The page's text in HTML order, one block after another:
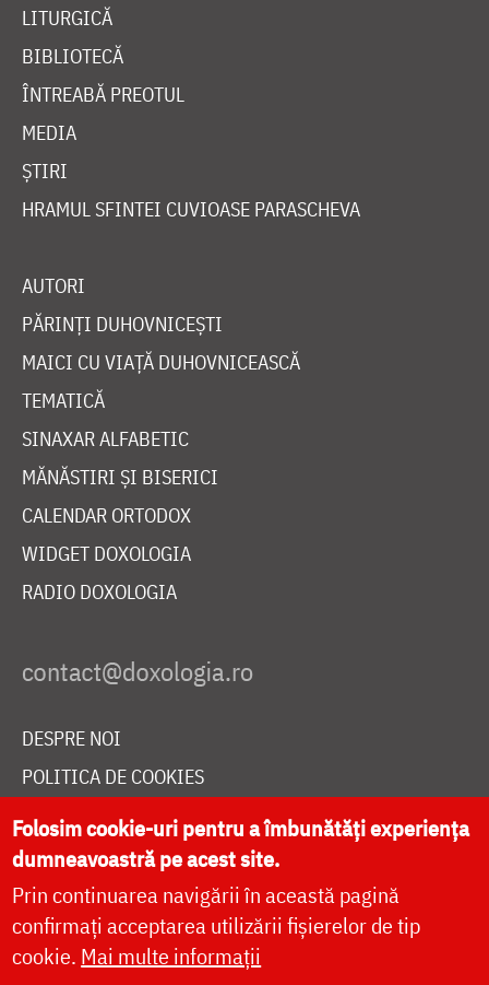
LITURGICĂ
BIBLIOTECĂ
ÎNTREABĂ PREOTUL
MEDIA
ȘTIRI
HRAMUL SFINTEI CUVIOASE PARASCHEVA
AUTORI
PĂRINȚI DUHOVNICEȘTI
MAICI CU VIAȚĂ DUHOVNICEASCĂ
TEMATICĂ
SINAXAR ALFABETIC
MĂNĂSTIRI ȘI BISERICI
CALENDAR ORTODOX
WIDGET DOXOLOGIA
RADIO DOXOLOGIA
DESPRE NOI
POLITICA DE COOKIES
DONEAZĂ ONLINE PENTRU CATEDRALA NAȚIONALĂ
LIVE
Folosim cookie-uri pentru a îmbunătăți experiența
dumneavoastră pe acest site.
Prin continuarea navigării în această pagină
confirmați acceptarea utilizării fișierelor de tip
cookie. Mai multe informații